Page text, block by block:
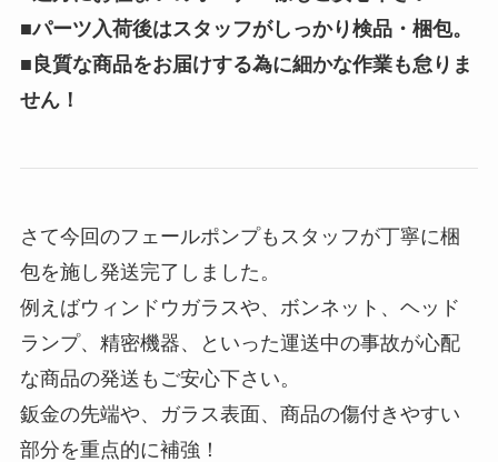
■パーツ入荷後はスタッフがしっかり検品・梱包。
■良質な商品をお届けする為に細かな作業も怠りま
せん！
さて今回のフェールポンプもスタッフが丁寧に梱
包を施し発送完了しました。
例えばウィンドウガラスや、ボンネット、ヘッド
ランプ、精密機器、といった運送中の事故が心配
な商品の発送もご安心下さい。
鈑金の先端や、ガラス表面、商品の傷付きやすい
部分を重点的に補強！